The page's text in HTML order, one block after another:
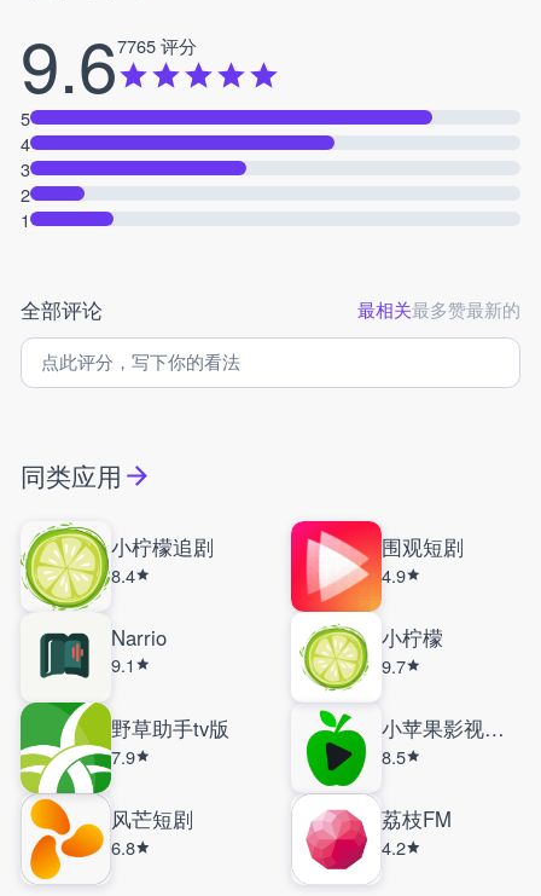
9.67765 评分
5
4
3
2
1
全部评论 最相关最多赞最新的
同类应用
小柠檬追剧
8.4
围观短剧
4.9
Narrio
9.1
小柠檬
9.7
野草助手tv版
7.9
小苹果影视盒子
8.5
风芒短剧
6.8
荔枝FM
4.2